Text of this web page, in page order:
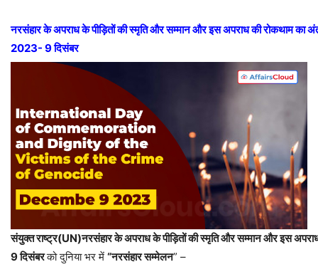
नरसंहारकेअपराधकेपीड़ितोंकीस्मृतिऔरसम्मानऔरइसअपराधकीरोकथामका
2023- 9दिसंबर
संयुक्तराष्ट्र(UN)नरसंहारकेअपराधकेपीड़ितोंकीस्मृतिऔरसम्मानऔरइस
9दिसंबरको दुनिया भर में “नरसंहारसम्मेलन” –